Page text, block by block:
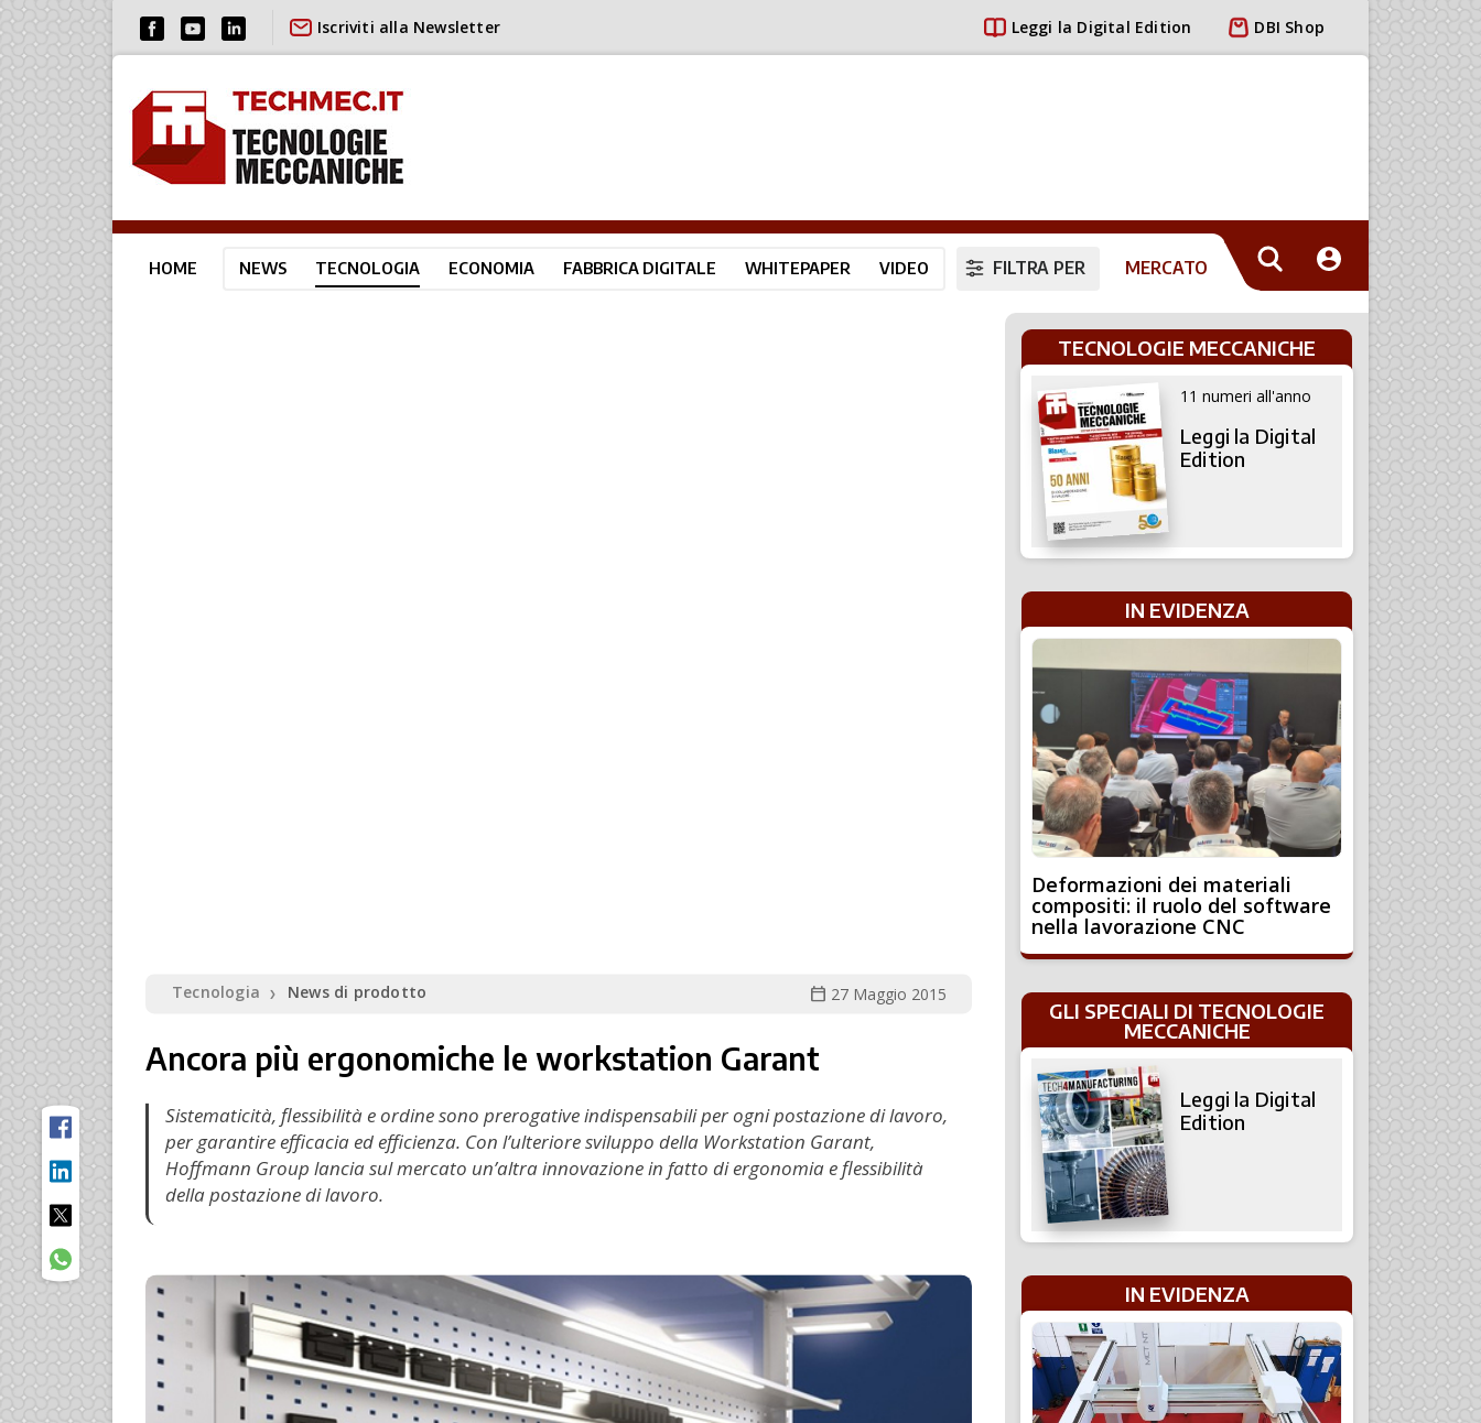
Iscriviti alla Newsletter Leggi la Digital Edition DBI Shop
HOME NEWS TECNOLOGIA ECONOMIA FABBRICA DIGITALE WHITEPAPER VIDEO FILTRA PER MERCATO
Tecnologia ❯ News di prodotto calendar_today 27 Maggio 2015
Ancora più ergonomiche le workstation Garant
Sistematicità, flessibilità e ordine sono prerogative indispensabili per ogni postazione di lavoro,
per garantire efficacia ed efficienza. Con l’ulteriore sviluppo della Workstation Garant,
Hoffmann Group lancia sul mercato un’altra innovazione in fatto di ergonomia e flessibilità
della postazione di lavoro.
TECNOLOGIE MECCANICHE
11 numeri all'anno
Leggi la Digital
Edition
IN EVIDENZA
Deformazioni dei materiali
compositi: il ruolo del software
nella lavorazione CNC
GLI SPECIALI DI TECNOLOGIE
MECCANICHE
Leggi la Digital
Edition
IN EVIDENZA